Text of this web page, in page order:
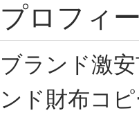
プロフィ
ブランド激
ンド財布コ